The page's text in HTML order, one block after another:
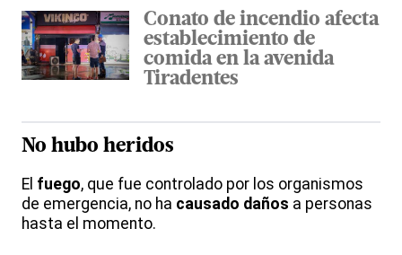
Conato de incendio afecta
establecimiento de
comida en la avenida
Tiradentes
No hubo heridos
El fuego, que fue controlado por los organismos
de emergencia, no ha causado daños a personas
hasta el momento.